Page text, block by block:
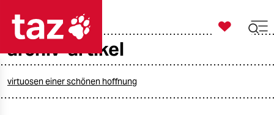
taz zahl ich

taz zahl ich
archiv-artikel
virtuosen einer schönen hoffnung